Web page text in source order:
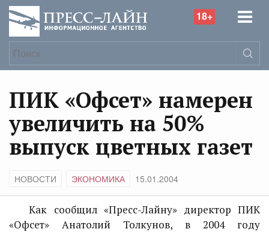
18+
ПИК «Офсет» намерен
увеличить на 50%
выпуск цветных газет
НОВОСТИ ЭКОНОМИКА 15.01.2004
Как сообщил «Пресс-Лайну» директор ПИК
«Офсет» Анатолий Толкунов, в 2004 году